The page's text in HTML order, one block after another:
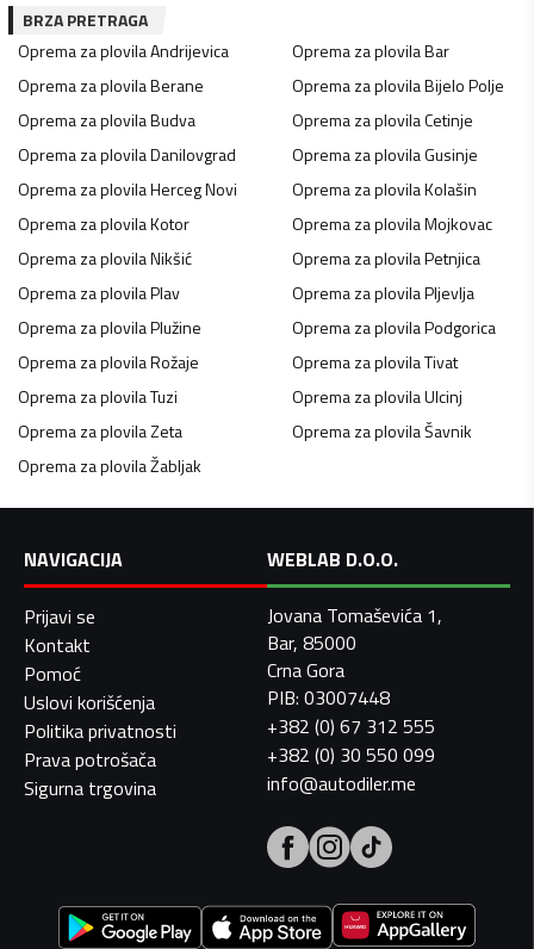
BRZA PRETRAGA
Oprema za plovilaAndrijevica Oprema za plovilaBar
Oprema za plovilaBerane Oprema za plovilaBijelo Polje
Oprema za plovilaBudva Oprema za plovilaCetinje
Oprema za plovilaDanilovgrad Oprema za plovilaGusinje
Oprema za plovilaHerceg Novi Oprema za plovilaKolašin
Oprema za plovilaKotor Oprema za plovilaMojkovac
Oprema za plovilaNikšić Oprema za plovilaPetnjica
Oprema za plovilaPlav Oprema za plovilaPljevlja
Oprema za plovilaPlužine Oprema za plovilaPodgorica
Oprema za plovilaRožaje Oprema za plovilaTivat
Oprema za plovilaTuzi Oprema za plovilaUlcinj
Oprema za plovilaZeta Oprema za plovilaŠavnik
Oprema za plovilaŽabljak
NAVIGACIJA
Prijavi se
Kontakt
Pomoć
Uslovi korišćenja
Politika privatnosti
Prava potrošača
Sigurna trgovina
WEBLAB D.O.O.
Jovana Tomaševića 1,
Bar, 85000
Crna Gora
PIB: 03007448
+382 (0) 67 312 555
+382 (0) 30 550 099
info@autodiler.me